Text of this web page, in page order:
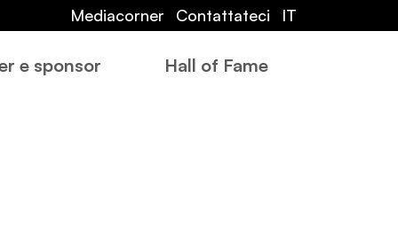
Mediacorner Contattateci IT
e sponsor Hall of Fame